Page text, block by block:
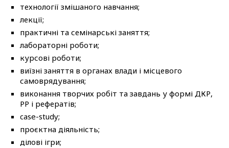
технології змішаного навчання;
лекції;
практичні та семінарські заняття;
лабораторні роботи;
курсові роботи;
виїзні заняття в органах влади і місцевого
самоврядування;
виконання творчих робіт та завдань у формі ДКР,
РР і рефератів;
case-study;
проєктна діяльність;
ділові ігри;